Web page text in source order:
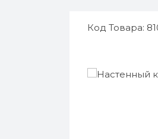
Код Товара: